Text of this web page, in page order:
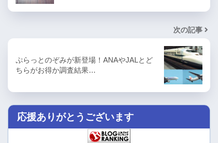
次の記事
ぷらっとのぞみが新登場！ANAやJALとど
ちらがお得か調査結果…
応援ありがとうございます